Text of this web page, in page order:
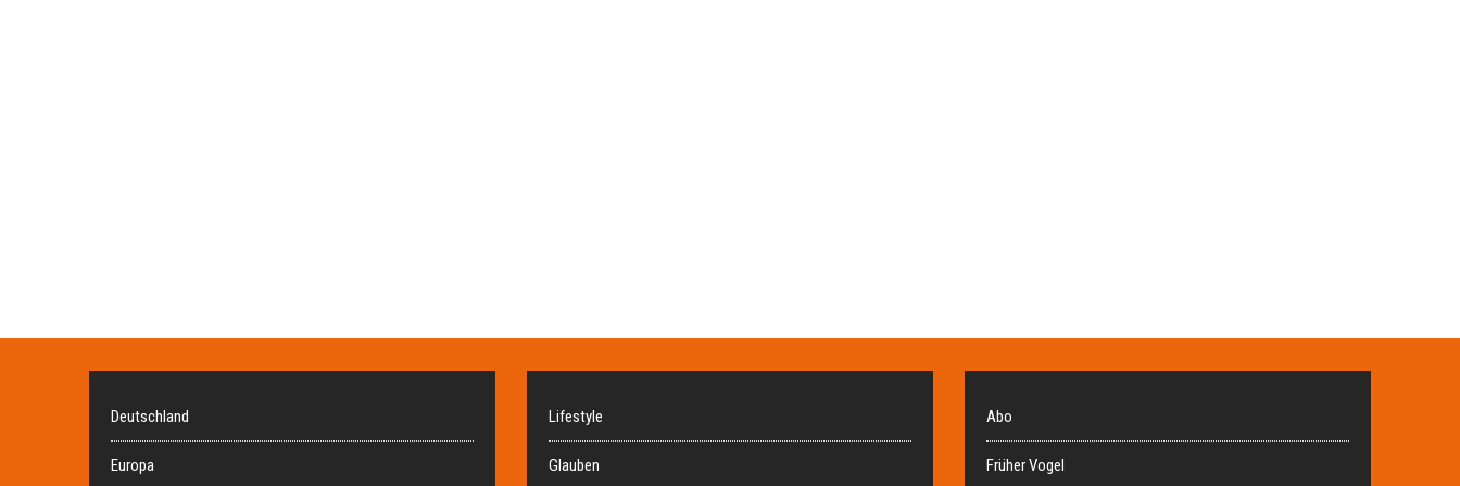
Deutschland
Europa
Lifestyle
Glauben
Abo
Früher Vogel